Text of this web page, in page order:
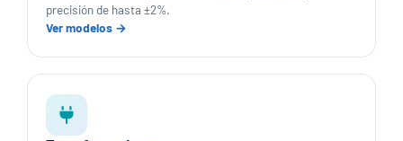
precisión de hasta ±2%.
Ver modelos →